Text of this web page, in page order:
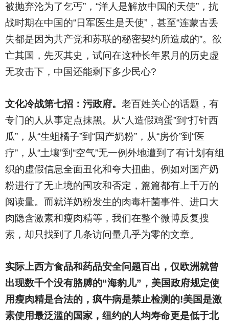
被抛弃沦为了乞丐”，“洋人是解放中国的天使”，抗
战时期在中国的“日军医生是天使”，甚至“连蒙古丢
失都是因为共产党和苏联的秘密契约所造成的”。欲
亡其国，先灭其史，试问在这种长年累月的历史虚
无攻击下，中国还能剩下多少民心?
文化冷战第七招：污政府。 老百姓关心的话题，有
专门的人从事定点抹黑。从“人造假鸡蛋”到“打针西
瓜”，从“生蛆橘子”到“国产奶粉”，从“房价”到“医
疗”，从“土壤”到“空气”无一例外地遭到了有计划有组
织的虚假信息全面丑化和夸大扭曲。例如对国产奶
粉进行了无止境的围攻和否定，篇篇都有上千万的
阅读量。而就洋奶粉发生的肉毒杆菌事件、进口大
肉隐含激素和瘦肉精等，我们在整个微博反复搜
索，却只找到了几条访问量几乎为零的文章。
实际上西方食品和药品安全问题百出，仅欧洲就曾
出现数千个没有胳膊的“海豹儿”，美国政府规定使
用瘦肉精是合法的，疯牛病是禁止检测的!美国是激
素使用最泛滥的国家，纽约的人均寿命更是低于北